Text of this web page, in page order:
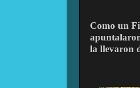
Como un
la llevaron